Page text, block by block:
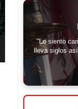
"Lo siento
lleva siglos